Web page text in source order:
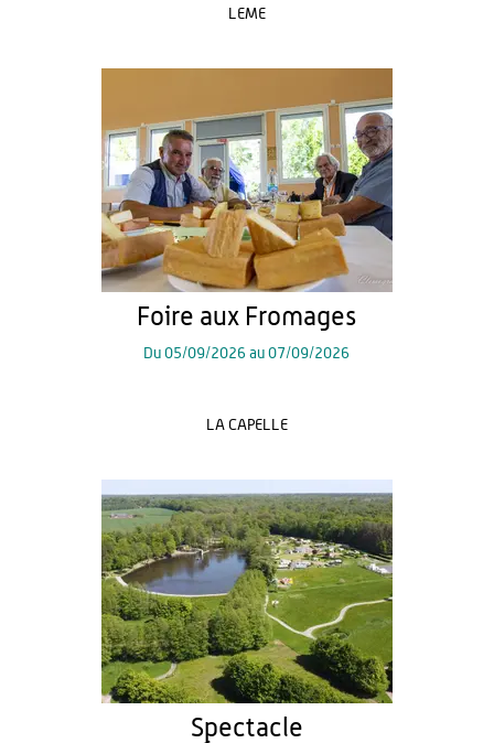
LEME
Foire aux Fromages
Du05/09/2026 au07/09/2026
LA CAPELLE
Spectacle